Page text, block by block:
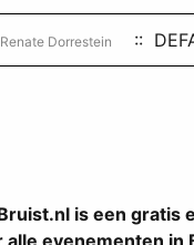
Dorrestein ::
is een gratis
alle evenementen in